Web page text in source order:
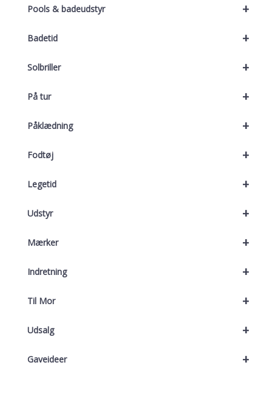
+
Pools & badeudstyr
+
Badetid
+
Solbriller
+
På tur
+
Påklædning
+
Fodtøj
+
Legetid
+
Udstyr
+
Mærker
+
Indretning
+
Til Mor
+
Udsalg
+
Gaveideer